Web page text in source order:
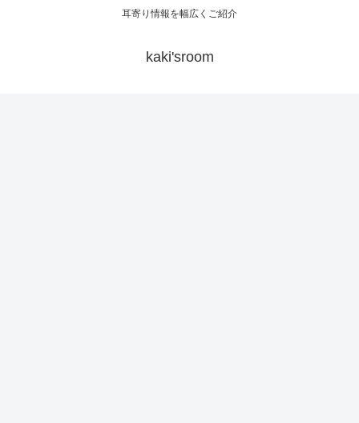
耳寄り情報を幅広くご紹介
kaki'sroom